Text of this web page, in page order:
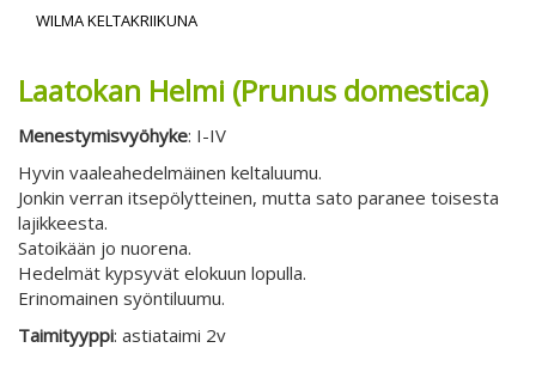
WILMA KELTAKRIIKUNA
Laatokan Helmi (Prunus domestica)
Menestymisvyöhyke: I-IV
Hyvin vaaleahedelmäinen keltaluumu.
Jonkin verran itsepölytteinen, mutta sato paranee toisesta
lajikkeesta.
Satoikään jo nuorena.
Hedelmät kypsyvät elokuun lopulla.
Erinomainen syöntiluumu.
Taimityyppi: astiataimi 2v